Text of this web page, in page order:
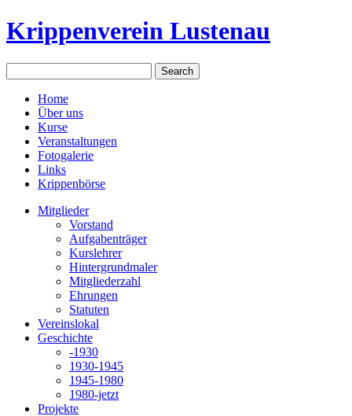
Krippenverein Lustenau
Home
Über uns
Kurse
Veranstaltungen
Fotogalerie
Links
Krippenbörse
Mitglieder
Vorstand
Aufgabenträger
Kurslehrer
Hintergrundmaler
Mitgliederzahl
Ehrungen
Statuten
Vereinslokal
Geschichte
-1930
1930-1945
1945-1980
1980-jetzt
Projekte